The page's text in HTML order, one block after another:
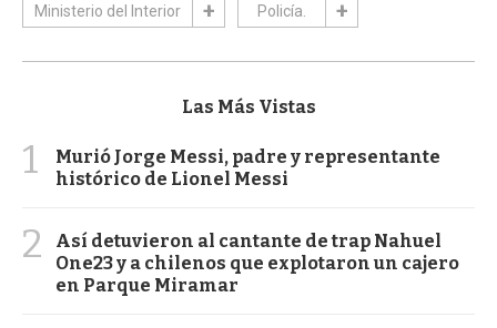
Ministerio del Interior Policía.
Las Más Vistas
1
Murió Jorge Messi, padre y representante
histórico de Lionel Messi
2
Así detuvieron al cantante de trap Nahuel
One23 y a chilenos que explotaron un cajero
en Parque Miramar